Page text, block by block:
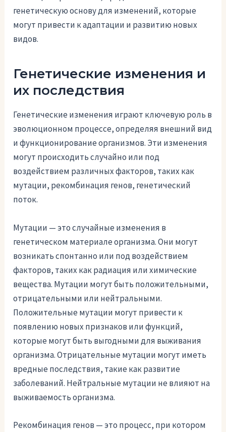
генетическую основу для изменений, которые
могут привести к адаптации и развитию новых
видов.
Генетические изменения и
их последствия
Генетические изменения играют ключевую роль в
эволюционном процессе, определяя внешний вид
и функционирование организмов. Эти изменения
могут происходить случайно или под
воздействием различных факторов, таких как
мутации, рекомбинация генов, генетический
поток.
Мутации — это случайные изменения в
генетическом материале организма. Они могут
возникать спонтанно или под воздействием
факторов, таких как радиация или химические
вещества. Мутации могут быть положительными,
отрицательными или нейтральными.
Положительные мутации могут привести к
появлению новых признаков или функций,
которые могут быть выгодными для выживания
организма. Отрицательные мутации могут иметь
вредные последствия, такие как развитие
заболеваний. Нейтральные мутации не влияют на
выживаемость организма.
Рекомбинация генов — это процесс, при котором